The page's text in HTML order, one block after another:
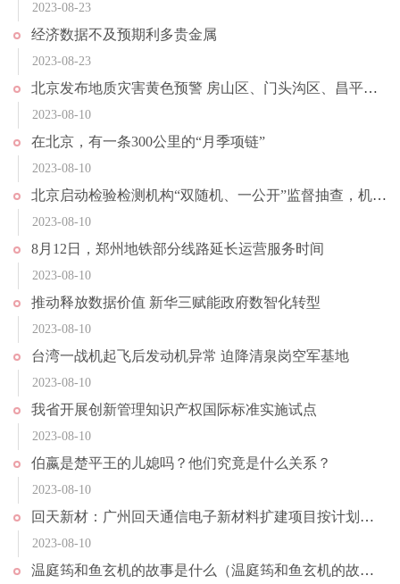
2023-08-23
经济数据不及预期利多贵金属
2023-08-23
北京发布地质灾害黄色预警 房山区、门头沟区、昌平区发生地质灾害风险较高
2023-08-10
在北京，有一条300公里的“月季项链”
2023-08-10
北京启动检验检测机构“双随机、一公开”监督抽查，机动车检验等9个领域系重点
2023-08-10
8月12日，郑州地铁部分线路延长运营服务时间
2023-08-10
推动释放数据价值 新华三赋能政府数智化转型
2023-08-10
台湾一战机起飞后发动机异常 迫降清泉岗空军基地
2023-08-10
我省开展创新管理知识产权国际标准实施试点
2023-08-10
伯嬴是楚平王的儿媳吗？他们究竟是什么关系？
2023-08-10
回天新材：广州回天通信电子新材料扩建项目按计划推进中 目前正在进行设备安装调试及试产工作
2023-08-10
温庭筠和鱼玄机的故事是什么（温庭筠和鱼玄机的故事）